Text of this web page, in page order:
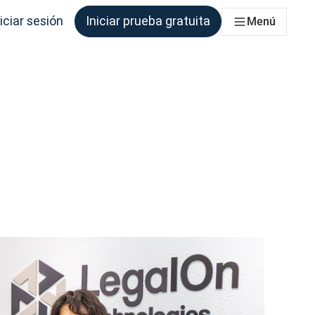
sesión Iniciar prueba gratuita Menú